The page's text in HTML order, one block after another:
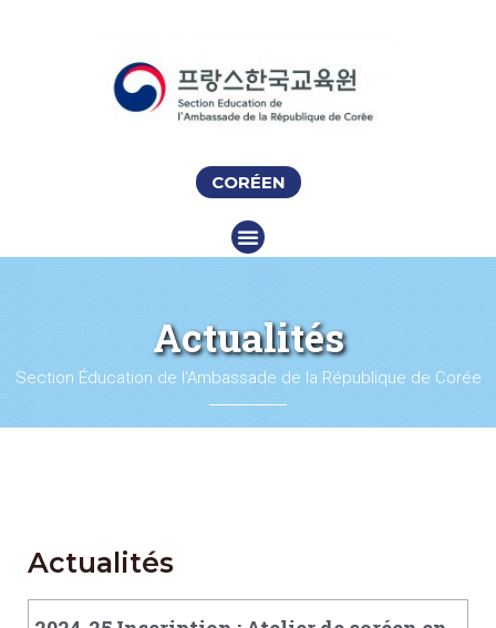
CORÉEN
Actualités
Section Éducation de l'Ambassade de la République de Corée
Actualités